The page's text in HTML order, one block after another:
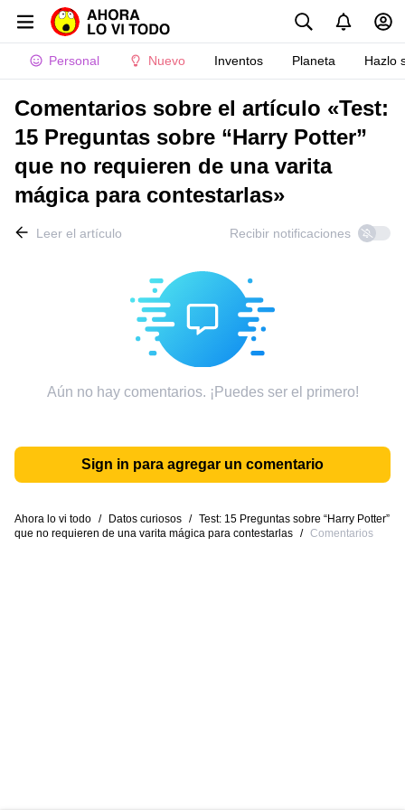
Personal Nuevo Inventos Planeta Hazlo
Comentarios sobre el artículo «Test:
15 Preguntas sobre “Harry Potter”
que no requieren de una varita
mágica para contestarlas»
Leer el artículo Recibir notificaciones
Aún no hay comentarios. ¡Puedes ser el primero!
Sign in para agregar un comentario
Ahora lo vi todo / Datos curiosos / Test: 15 Preguntas sobre “Harry Potter”
que no requieren de una varita mágica para contestarlas / Comentarios